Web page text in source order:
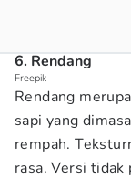
6. Rendang
Freepik
Rendang
sapi yang
rempah.
rasa. Versi tidak